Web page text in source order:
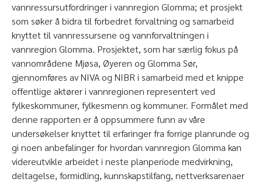
vannressursutfordringer i vannregion Glomma; et prosjekt
som søker å bidra til forbedret forvaltning og samarbeid
knyttet til vannressursene og vannforvaltningen i
vannregion Glomma. Prosjektet, som har særlig fokus på
vannområdene Mjøsa, Øyeren og Glomma Sør,
gjennomføres av NIVA og NIBR i samarbeid med et knippe
offentlige aktører i vannregionen representert ved
fylkeskommuner, fylkesmenn og kommuner. Formålet med
denne rapporten er å oppsummere funn av våre
undersøkelser knyttet til erfaringer fra forrige planrunde og
gi noen anbefalinger for hvordan vannregion Glomma kan
videreutvikle arbeidet i neste planperiode medvirkning,
deltagelse, formidling, kunnskapstilfang, nettverksarenaer